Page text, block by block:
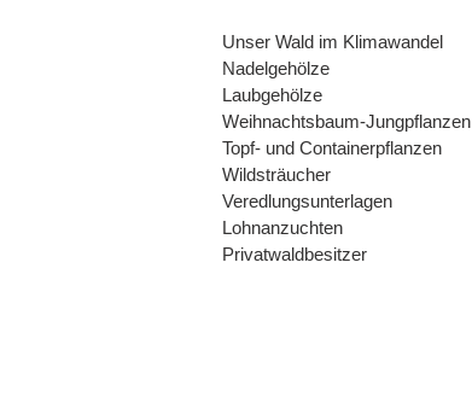
Unser Wald im Klimawandel
Nadelgehölze
Laubgehölze
Weihnachtsbaum-Jungpflanzen
Topf- und Containerpflanzen
Wildsträucher
Veredlungsunterlagen
Lohnanzuchten
Privatwaldbesitzer